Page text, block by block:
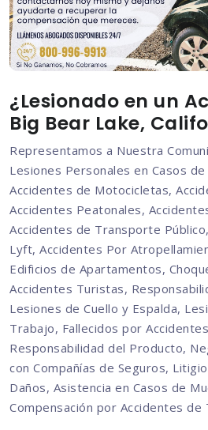
¿Lesionado en un
Big Bear Lake,
Representamos a Nuestra
Lesiones Personales en Casos
Accidentes de Motocicletas,
Accidentes Peatonales,
Accidentes de Transporte
Lyft, Accidentes Por
Edificios de Apartamentos,
Accidentes Turistas,
Lesiones de Cuello y Espalda,
Trabajo, Fallecidos por
Responsabilidad del Producto,
con Compañías de Seguros,
Daños, Asistencia en Casos de
Compensación por Accidentes de